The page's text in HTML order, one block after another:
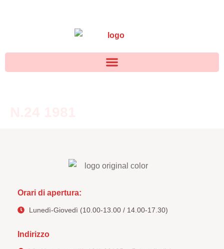
Orari di apertura:
Lunedì-Giovedì (10.00-13.00 / 14.00-17.30)
Indirizzo